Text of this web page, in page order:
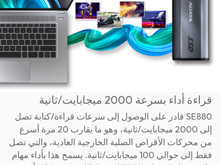
قراءة أداء بسرعة 2000 ميجابايت/ثانية
SE880 قادر على الوصول إلى سرعات قراءة/كتابة تصل
إلى 2000 ميجابايت/ثانية، وهو ما يقارب 20 مرة أسرع
من محركات الأقراص الصلبة الخارجية العادية، والتي تصل
فقط إلى حوالي 100 ميجابايت/ثانية. يسمح هذا بأداء مهام